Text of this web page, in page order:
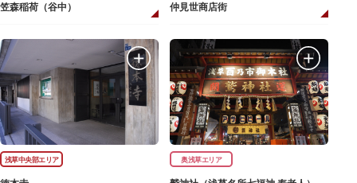
笠森稲荷（谷中） 仲見世商店街
浅草中央部エリア 奥浅草エリア